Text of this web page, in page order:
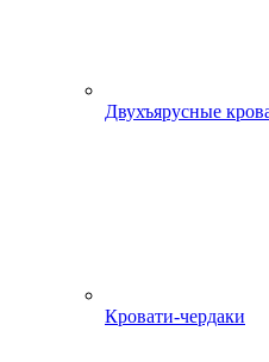
Двухъярусные
Кровати-чердаки